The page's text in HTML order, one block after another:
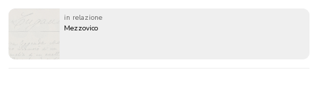
in relazione
Mezzovico